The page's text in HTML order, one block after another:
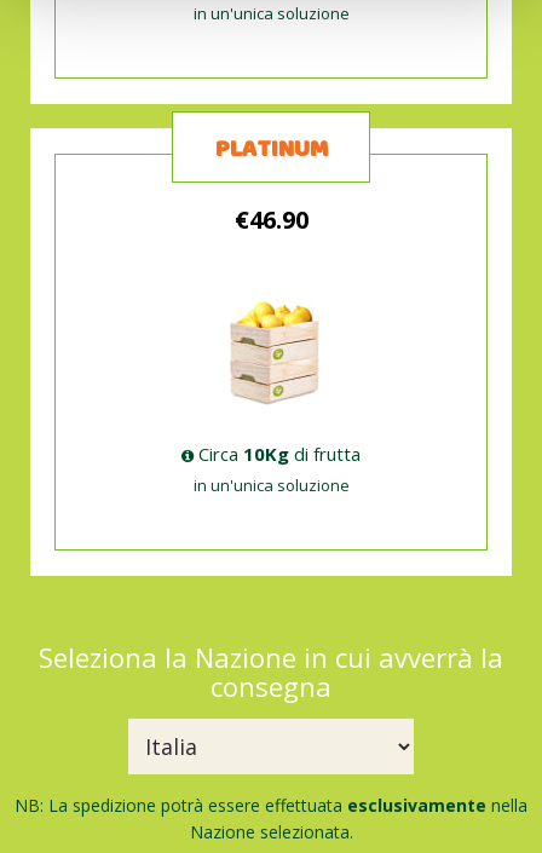
in un'unica soluzione
PLATINUM
€46.90
Circa 10Kg di frutta
in un'unica soluzione
Seleziona la Nazione in cui avverrà la
consegna
NB: La spedizione potrà essere effettuata esclusivamente nella
Nazione selezionata.